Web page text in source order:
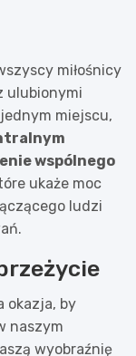
miłośnicy
ulubionymi
miejscu,
wspólnego
ukaże moc
ludzi
okazja, by
naszym
wyobraźnię